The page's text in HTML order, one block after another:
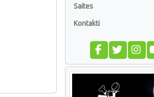
Saites
Kontakti